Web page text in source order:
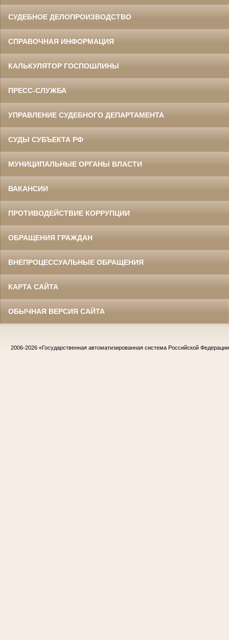
СУДЕБНОЕ ДЕЛОПРОИЗВОДСТВО
СПРАВОЧНАЯ ИНФОРМАЦИЯ
КАЛЬКУЛЯТОР ГОСПОШЛИНЫ
ПРЕСС-СЛУЖБА
УПРАВЛЕНИЕ СУДЕБНОГО ДЕПАРТАМЕНТА
СУДЫ СУБЪЕКТА РФ
МУНИЦИПАЛЬНЫЕ ОРГАНЫ ВЛАСТИ
ВАКАНСИИ
ПРОТИВОДЕЙСТВИЕ КОРРУПЦИИ
ОБРАЩЕНИЯ ГРАЖДАН
ВНЕПРОЦЕССУАЛЬНЫЕ ОБРАЩЕНИЯ
КАРТА САЙТА
ОБЫЧНАЯ ВЕРСИЯ САЙТА
2006-2026 «Государственная автоматизированная система Российской